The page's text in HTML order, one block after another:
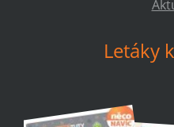
Letáky